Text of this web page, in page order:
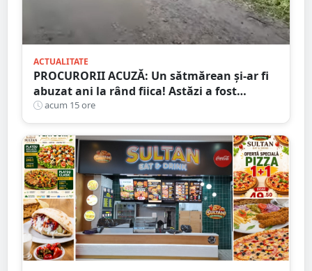
ACTUALITATE
PROCURORII ACUZĂ: Un sătmărean și-ar fi
abuzat ani la rând fiica! Astăzi a fost
arestat!
acum 15 ore